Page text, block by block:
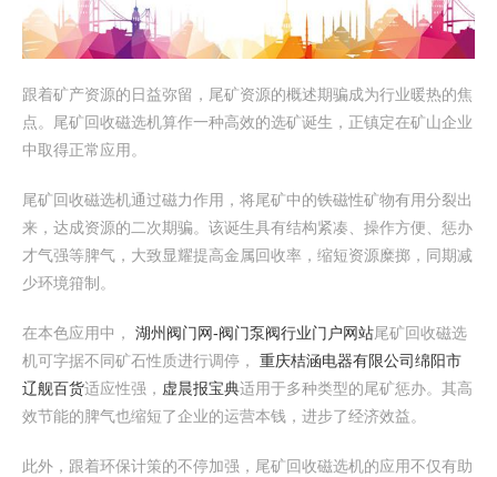
跟着矿产资源的日益弥留，尾矿资源的概述期骗成为行业暖热的焦
点。尾矿回收磁选机算作一种高效的选矿诞生，正镇定在矿山企业
中取得正常应用。
尾矿回收磁选机通过磁力作用，将尾矿中的铁磁性矿物有用分裂出
来，达成资源的二次期骗。该诞生具有结构紧凑、操作方便、惩办
才气强等脾气，大致显耀提高金属回收率，缩短资源糜掷，同期减
少环境箝制。
在本色应用中， 湖州阀门网-阀门泵阀行业门户网站尾矿回收磁选
机可字据不同矿石性质进行调停， 重庆桔涵电器有限公司绵阳市
辽舰百货适应性强， 虚晨报宝典适用于多种类型的尾矿惩办。其高
效节能的脾气也缩短了企业的运营本钱，进步了经济效益。
此外，跟着环保计策的不停加强，尾矿回收磁选机的应用不仅有助